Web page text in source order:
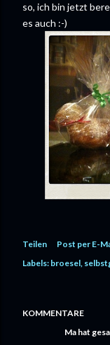
so, ich bin jetzt
es auch :-)
Teilen
Post per E-
Labels: broesel
KOMMENTARE
Ma hat